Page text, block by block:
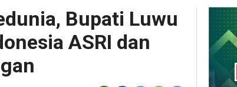
Bupati Luwu
ASRI dan